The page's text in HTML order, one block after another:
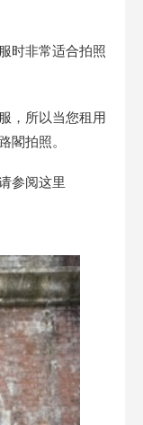
时非常适合拍照
，所以当您租用
閣拍照。
参阅这里